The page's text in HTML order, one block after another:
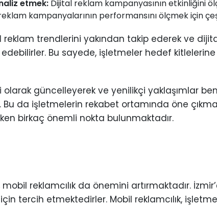
etmek:Dijital reklam kampanyasının etkinliğini
kampanyalarının performansını ölçmek için
trendlerini yakından takip ederek ve
Bu sayede, işletmeler hedef
olarak güncelleyerek ve yenilikçi yaklaşımlar
da işletmelerin rekabet ortamında öne
birkaç önemli nokta bulunmaktadır.
mobil reklamcılık da önemini artırmaktadır.
tercih etmektedirler. Mobil reklamcılık,